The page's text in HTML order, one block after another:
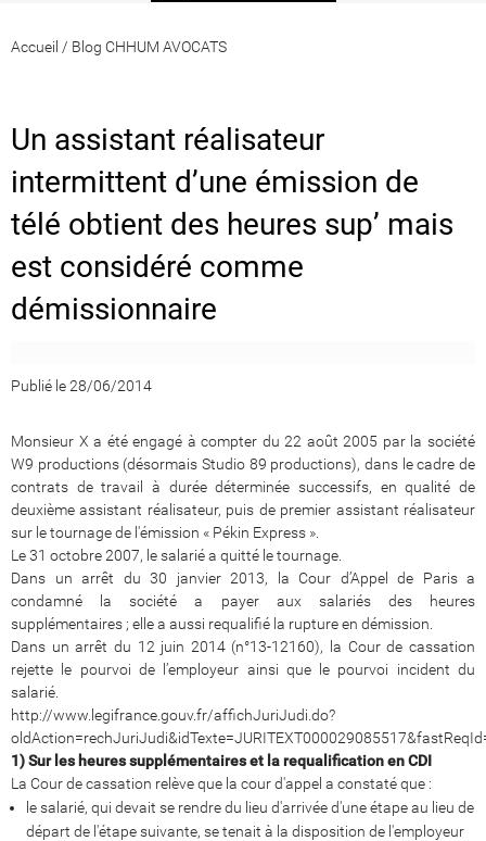
Accueil / Blog CHHUM AVOCATS
Un assistant réalisateur
intermittent d’une émission de
télé obtient des heures sup’ mais
est considéré comme
démissionnaire
Publié le 28/06/2014
Monsieur X a été engagé à compter du 22 août 2005 par la société
W9 productions (désormais Studio 89 productions), dans le cadre de
contrats de travail à durée déterminée successifs, en qualité de
deuxième assistant réalisateur, puis de premier assistant réalisateur
sur le tournage de l'émission « Pékin Express ».
Le 31 octobre 2007, le salarié a quitté le tournage.
Dans un arrêt du 30 janvier 2013, la Cour d’Appel de Paris a
condamné la société a payer aux salariés des heures
supplémentaires ; elle a aussi requalifié la rupture en démission.
Dans un arrêt du 12 juin 2014 (n°13-12160), la Cour de cassation
rejette le pourvoi de l’employeur ainsi que le pourvoi incident du
salarié.
http://www.legifrance.gouv.fr/affichJuriJudi.do?
1) Sur les heures supplémentaires et la requalification en CDI
La Cour de cassation relève que la cour d'appel a constaté que :
le salarié, qui devait se rendre du lieu d'arrivée d'une étape au lieu de
départ de l'étape suivante, se tenait à la disposition de l'employeur